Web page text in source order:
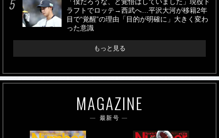
「僕だろうな、と覚悟はしていました」現役ド
ラフトでロッテ→西武へ…平沢大河が移籍2年
目で“覚醒”の理由「目的が明確に」大きく変わ
った意識
もっと見る
MAGAZINE
最新号